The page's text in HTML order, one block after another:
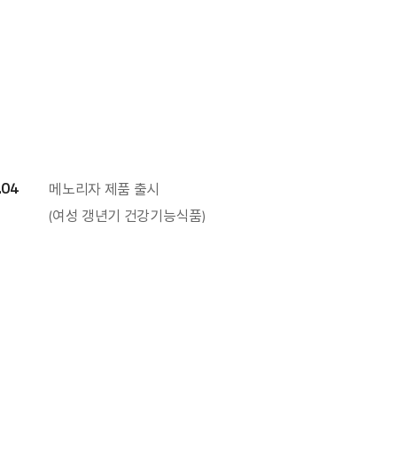
메노리자 제품 출시
(여성 갱년기 건강기능식품)